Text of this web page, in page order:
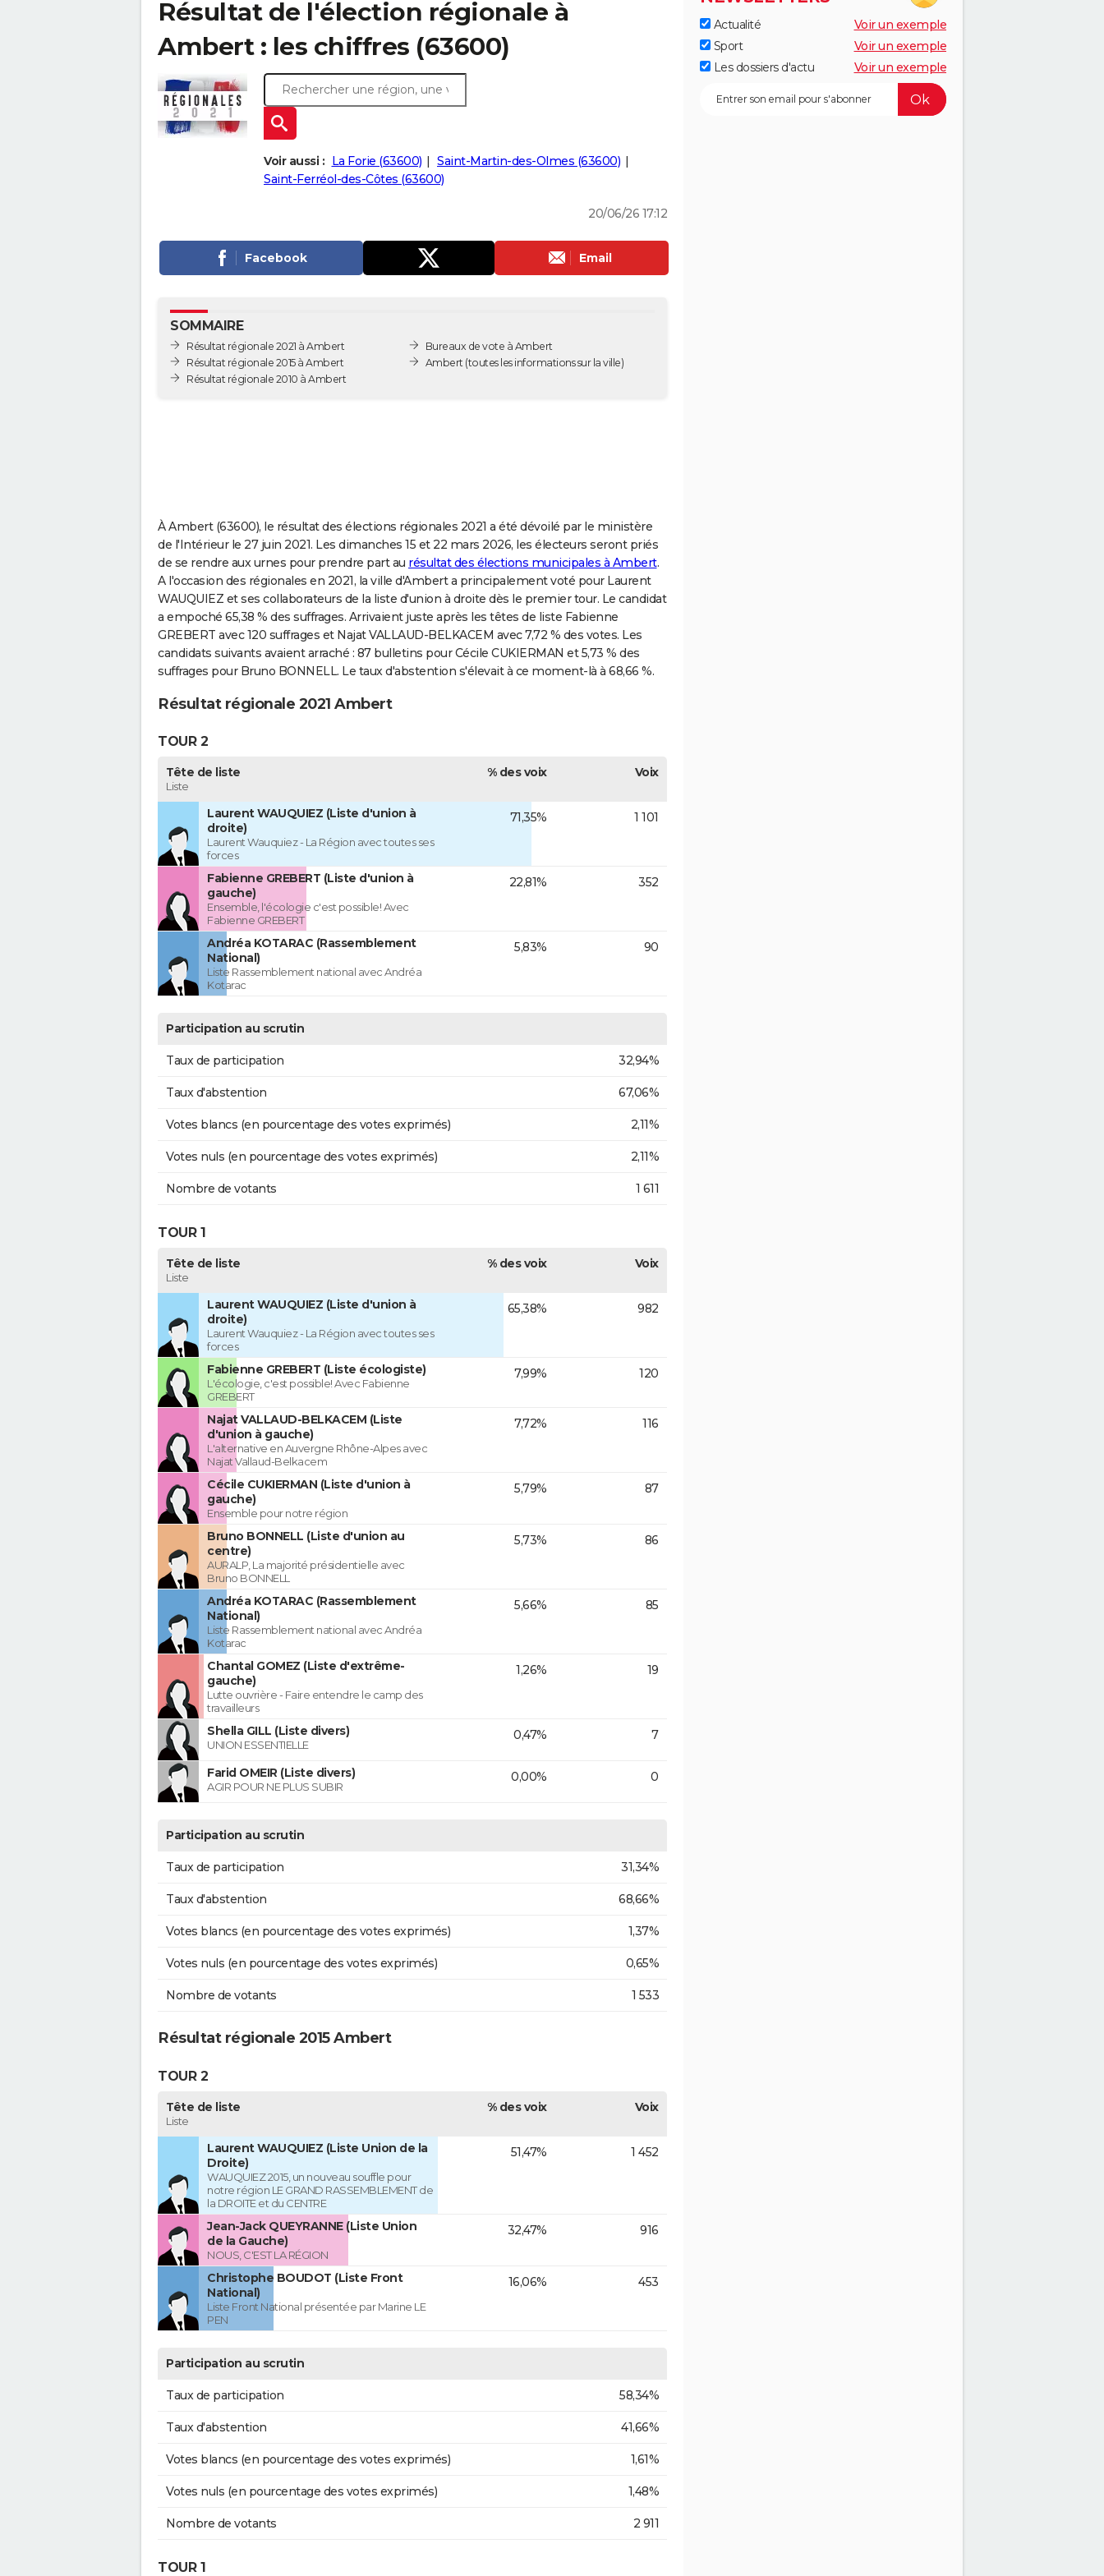
Résultat de l'élection régionale à
Ambert : les chiffres (63600)
Voir aussi : La Forie (63600)
Saint-Martin-des-Olmes (63600)
Saint-Ferréol-des-Côtes (63600)
20/06/26 17:12
Facebook Email
SOMMAIRE
Résultat régionale 2021 à Ambert
Résultat régionale 2015 à Ambert
Résultat régionale 2010 à Ambert
Bureaux de vote à Ambert
Ambert (toutes les informations sur la ville)
À Ambert (63600), le résultat des élections régionales 2021 a été dévoilé par le ministère
de l'Intérieur le 27 juin 2021. Les dimanches 15 et 22 mars 2026, les électeurs seront priés
de se rendre aux urnes pour prendre part au résultat des élections municipales à Ambert.
A l'occasion des régionales en 2021, la ville d'Ambert a principalement voté pour Laurent
WAUQUIEZ et ses collaborateurs de la liste d'union à droite dès le premier tour. Le candidat
a empoché 65,38 % des suffrages. Arrivaient juste après les têtes de liste Fabienne
GREBERT avec 120 suffrages et Najat VALLAUD-BELKACEM avec 7,72 % des votes. Les
candidats suivants avaient arraché : 87 bulletins pour Cécile CUKIERMAN et 5,73 % des
suffrages pour Bruno BONNELL. Le taux d'abstention s'élevait à ce moment-là à 68,66 %.
Résultat régionale 2021 Ambert
TOUR 2
Tête de liste
Liste
% des voix Voix
Laurent WAUQUIEZ (Liste d'union à
droite)
Laurent Wauquiez - La Région avec toutes ses
forces
71,35% 1 101
Fabienne GREBERT (Liste d'union à
gauche)
Ensemble, l'écologie c'est possible! Avec
Fabienne GREBERT
22,81% 352
Andréa KOTARAC (Rassemblement
National)
Liste Rassemblement national avec Andréa
Kotarac
5,83% 90
Participation au scrutin
Taux de participation 32,94%
Taux d'abstention 67,06%
Votes blancs (en pourcentage des votes exprimés) 2,11%
Votes nuls (en pourcentage des votes exprimés) 2,11%
Nombre de votants 1 611
TOUR 1
Tête de liste
Liste
% des voix Voix
Laurent WAUQUIEZ (Liste d'union à
droite)
Laurent Wauquiez - La Région avec toutes ses
forces
65,38% 982
Fabienne GREBERT (Liste écologiste)
L'écologie, c'est possible! Avec Fabienne
GREBERT
7,99% 120
Najat VALLAUD-BELKACEM (Liste
d'union à gauche)
L'alternative en Auvergne Rhône-Alpes avec
Najat Vallaud-Belkacem
7,72% 116
Cécile CUKIERMAN (Liste d'union à
gauche)
Ensemble pour notre région
5,79% 87
Bruno BONNELL (Liste d'union au
centre)
AURALP, La majorité présidentielle avec
Bruno BONNELL
5,73% 86
Andréa KOTARAC (Rassemblement
National)
Liste Rassemblement national avec Andréa
Kotarac
5,66% 85
Chantal GOMEZ (Liste d'extrême-
gauche)
Lutte ouvrière - Faire entendre le camp des
travailleurs
1,26% 19
Shella GILL (Liste divers)
UNION ESSENTIELLE
0,47% 7
Farid OMEIR (Liste divers)
AGIR POUR NE PLUS SUBIR
0,00% 0
Participation au scrutin
Taux de participation 31,34%
Taux d'abstention 68,66%
Votes blancs (en pourcentage des votes exprimés) 1,37%
Votes nuls (en pourcentage des votes exprimés) 0,65%
Nombre de votants 1 533
Résultat régionale 2015 Ambert
TOUR 2
Tête de liste
Liste
% des voix Voix
Laurent WAUQUIEZ (Liste Union de la
Droite)
WAUQUIEZ 2015, un nouveau souffle pour
notre région LE GRAND RASSEMBLEMENT de
la DROITE et du CENTRE
51,47% 1 452
Jean-Jack QUEYRANNE (Liste Union
de la Gauche)
NOUS, C'EST LA RÉGION
32,47% 916
Christophe BOUDOT (Liste Front
National)
Liste Front National présentée par Marine LE
PEN
16,06% 453
Participation au scrutin
Taux de participation 58,34%
Taux d'abstention 41,66%
Votes blancs (en pourcentage des votes exprimés) 1,61%
Votes nuls (en pourcentage des votes exprimés) 1,48%
Nombre de votants 2 911
TOUR 1
Actualité
Voir un exemple
Sport
Voir un exemple
Les dossiers d'actu
Voir un exemple